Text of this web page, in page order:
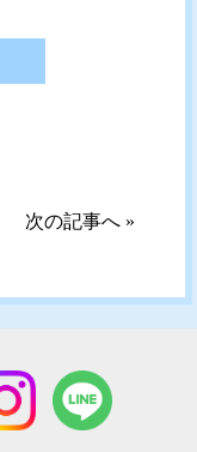
次の記事へ»